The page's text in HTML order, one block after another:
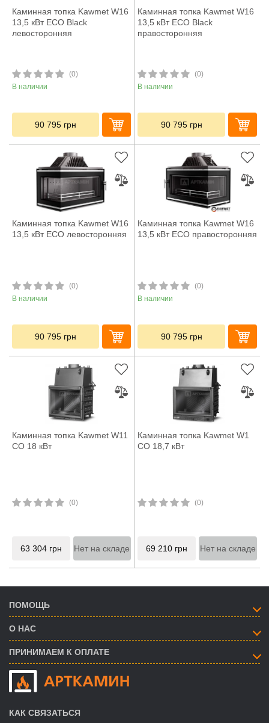
Каминная топка Kawmet W16
13,5 кВт ECO Black
левосторонняя
(0)
В наличии
90 795 грн
Каминная топка Kawmet W16
13,5 кВт ECO Black
правосторонняя
(0)
В наличии
90 795 грн
Каминная топка Kawmet W16
13,5 кВт ECO левосторонняя
(0)
В наличии
90 795 грн
Каминная топка Kawmet W16
13,5 кВт ECO правосторонняя
(0)
В наличии
90 795 грн
Каминная топка Kawmet W11
CO 18 кВт
(0)
63 304 грн Нет на складе
Каминная топка Kawmet W1
CO 18,7 кВт
(0)
69 210 грн Нет на складе
ПОМОЩЬ
О НАС
ПРИНИМАЕМ К ОПЛАТЕ
КАК СВЯЗАТЬСЯ